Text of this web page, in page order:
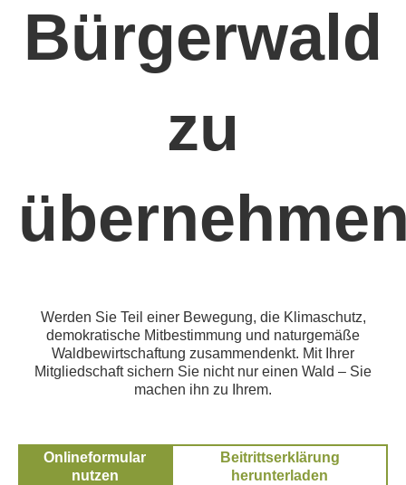
Bürgerwald
zu
Werden Sie Teil einer Bewegung, die Klimaschutz,
demokratische Mitbestimmung und naturgemäße
Waldbewirtschaftung zusammendenkt. Mit Ihrer
Mitgliedschaft sichern Sie nicht nur einen Wald – Sie
machen ihn zu Ihrem.
Onlineformular
nutzen
Beitrittserklärung
herunterladen